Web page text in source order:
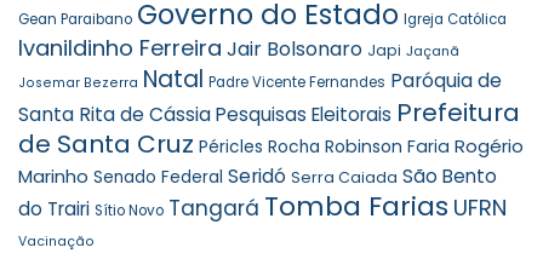
Gean Paraibano Governo do Estado Igreja Católica
Ivanildinho Ferreira Jair Bolsonaro Japi Jaçanã
Josemar Bezerra Natal Padre Vicente Fernandes Paróquia de
Santa Rita de CássiaPesquisas Eleitorais Prefeitura
de Santa Cruz Péricles Rocha Robinson Faria Rogério
Marinho Senado Federal Seridó Serra Caiada São Bento
do Trairi Sítio Novo Tangará Tomba Farias UFRN
Vacinação